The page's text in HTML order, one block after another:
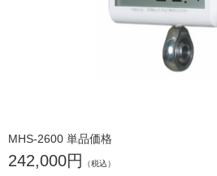
MHS-2600 単品価格
242,000円 （税込）